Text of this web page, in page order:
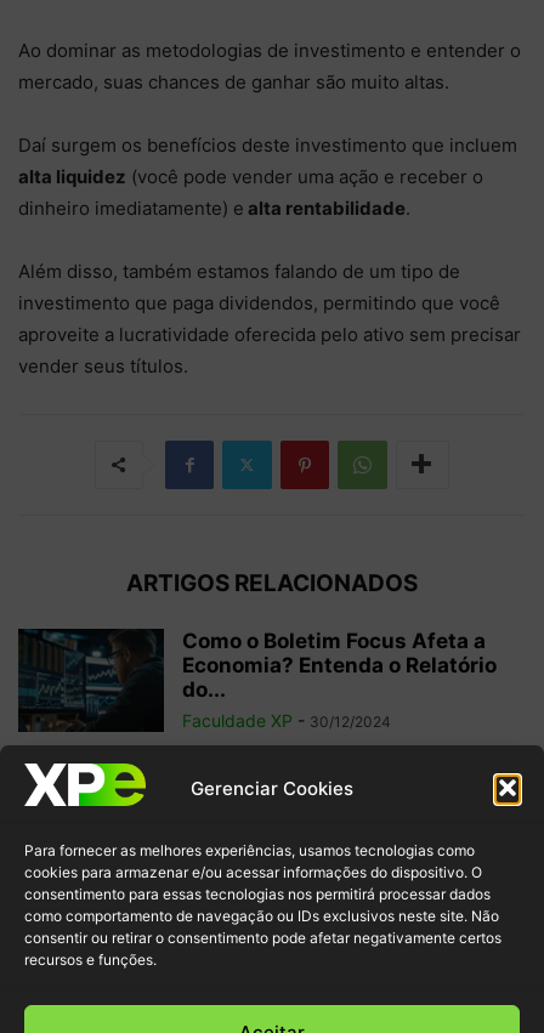
Gerenciar Cookies
Para fornecer as melhores experiências, usamos tecnologias como
cookies para armazenar e/ou acessar informações do dispositivo. O
consentimento para essas tecnologias nos permitirá processar dados
como comportamento de navegação ou IDs exclusivos neste site. Não
consentir ou retirar o consentimento pode afetar negativamente certos
recursos e funções.
Ao dominar as metodologias de investimento e entender o
mercado, suas chances de ganhar são muito altas.
Daí surgem os benefícios deste investimento que incluem
alta liquidez (você pode vender uma ação e receber o
dinheiro imediatamente) e alta rentabilidade.
Além disso, também estamos falando de um tipo de
investimento que paga dividendos, permitindo que você
aproveite a lucratividade oferecida pelo ativo sem precisar
vender seus títulos.
ARTIGOS RELACIONADOS
Como o Boletim Focus Afeta a
Economia? Entenda o Relatório
do...
Faculdade XP - 30/12/2024
Sistema Financeiro Nacional: o
O que são dividendos e como
funcionam na bolsa de valores